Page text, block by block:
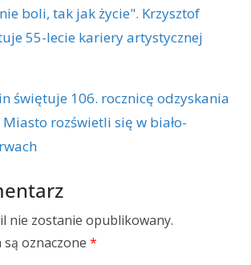
boli, tak jak życie". Krzysztof
55-lecie kariery artystycznej
świętuje 106. rocznicę odzyskania
Miasto rozświetli się w biało-
nie zostanie opublikowany.
oznaczone *